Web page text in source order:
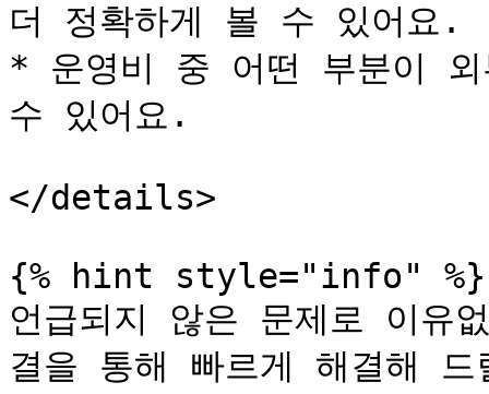
더 정확하게 볼 수 있어요.
* 운영비 중 어떤 부분이 외
수 있어요.
</details>
{% hint style="info" %}
언급되지 않은 문제로 이유
결을 통해 빠르게 해결해